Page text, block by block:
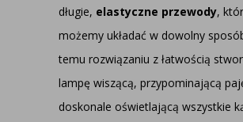
długie, elastyczne przewody,
możemy układać w dowolny
temu rozwiązaniu z łatwością
lampę wiszącą, przypominającą
doskonale oświetlającą wszystkie